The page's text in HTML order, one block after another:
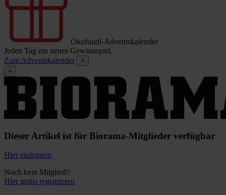
Ökofundi-Adventskalender
Jeden Tag ein neues Gewinnspiel.
Zum Adventskalender
×
×
Dieser Artikel ist für Biorama-Mitglieder verfügbar
Hier einloggen
Noch kein Mitglied?
Hier gratis registrieren